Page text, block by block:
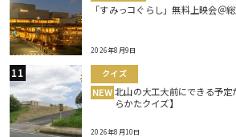
「すみっコぐらし」無料上映会＠
2026年8月9日
クイズ
NEW 北山の大工大前にできる予
らかたクイズ】
2026年8月10日